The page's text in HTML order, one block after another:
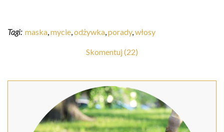
Tagi: maska,mycie,odżywka,porady,włosy
Skomentuj (22)